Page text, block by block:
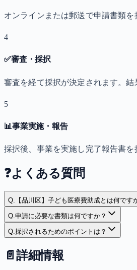
オンラインまたは郵送で申請書類を
4
✅審査・採択
審査を経て採択が決定されます。結
5
📊事業実施・報告
採択後、事業を実施し完了報告書を
❓よくある質問
Q. 【品川区】子ども医療費助成とは何です
Q.申請に必要な書類は何ですか？
Q.採択されるためのポイントは？
📄 詳細情報